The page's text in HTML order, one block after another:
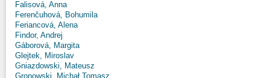
Falisová, Anna
Ferenčuhová, Bohumila
Feriancová, Alena
Findor, Andrej
Gáborová, Margita
Glejtek, Miroslav
Gniazdowski, Mateusz
Gronowski, Michał Tomasz